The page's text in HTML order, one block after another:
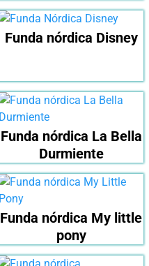
Funda nórdica Disney
Funda nórdica La Bella
Durmiente
Funda nórdica My little
pony